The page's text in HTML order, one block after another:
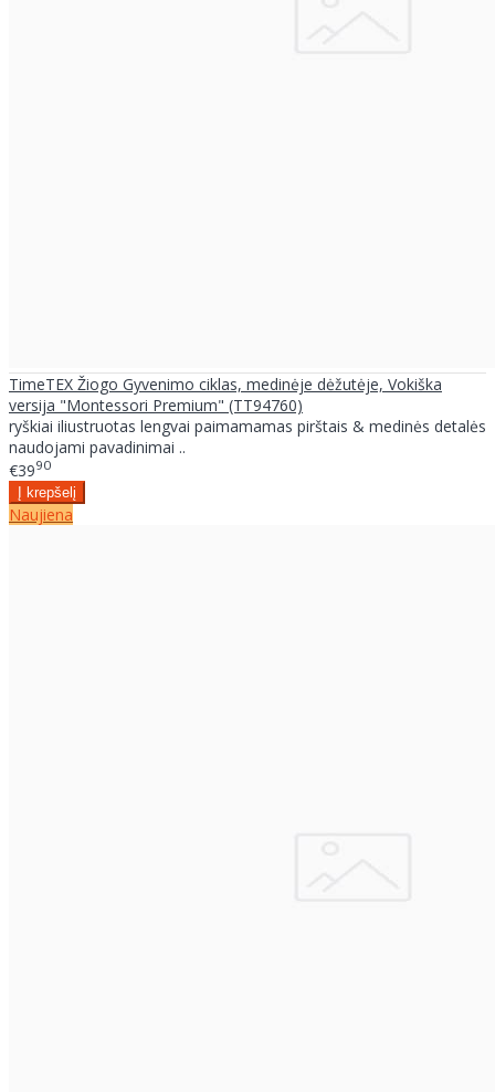
TimeTEX Žiogo Gyvenimo ciklas, medinėje dėžutėje, Vokiška
versija "Montessori Premium" (TT94760)
ryškiai iliustruotas lengvai paimamamas pirštais & medinės detalės
naudojami pavadinimai ..
€3990
Naujiena